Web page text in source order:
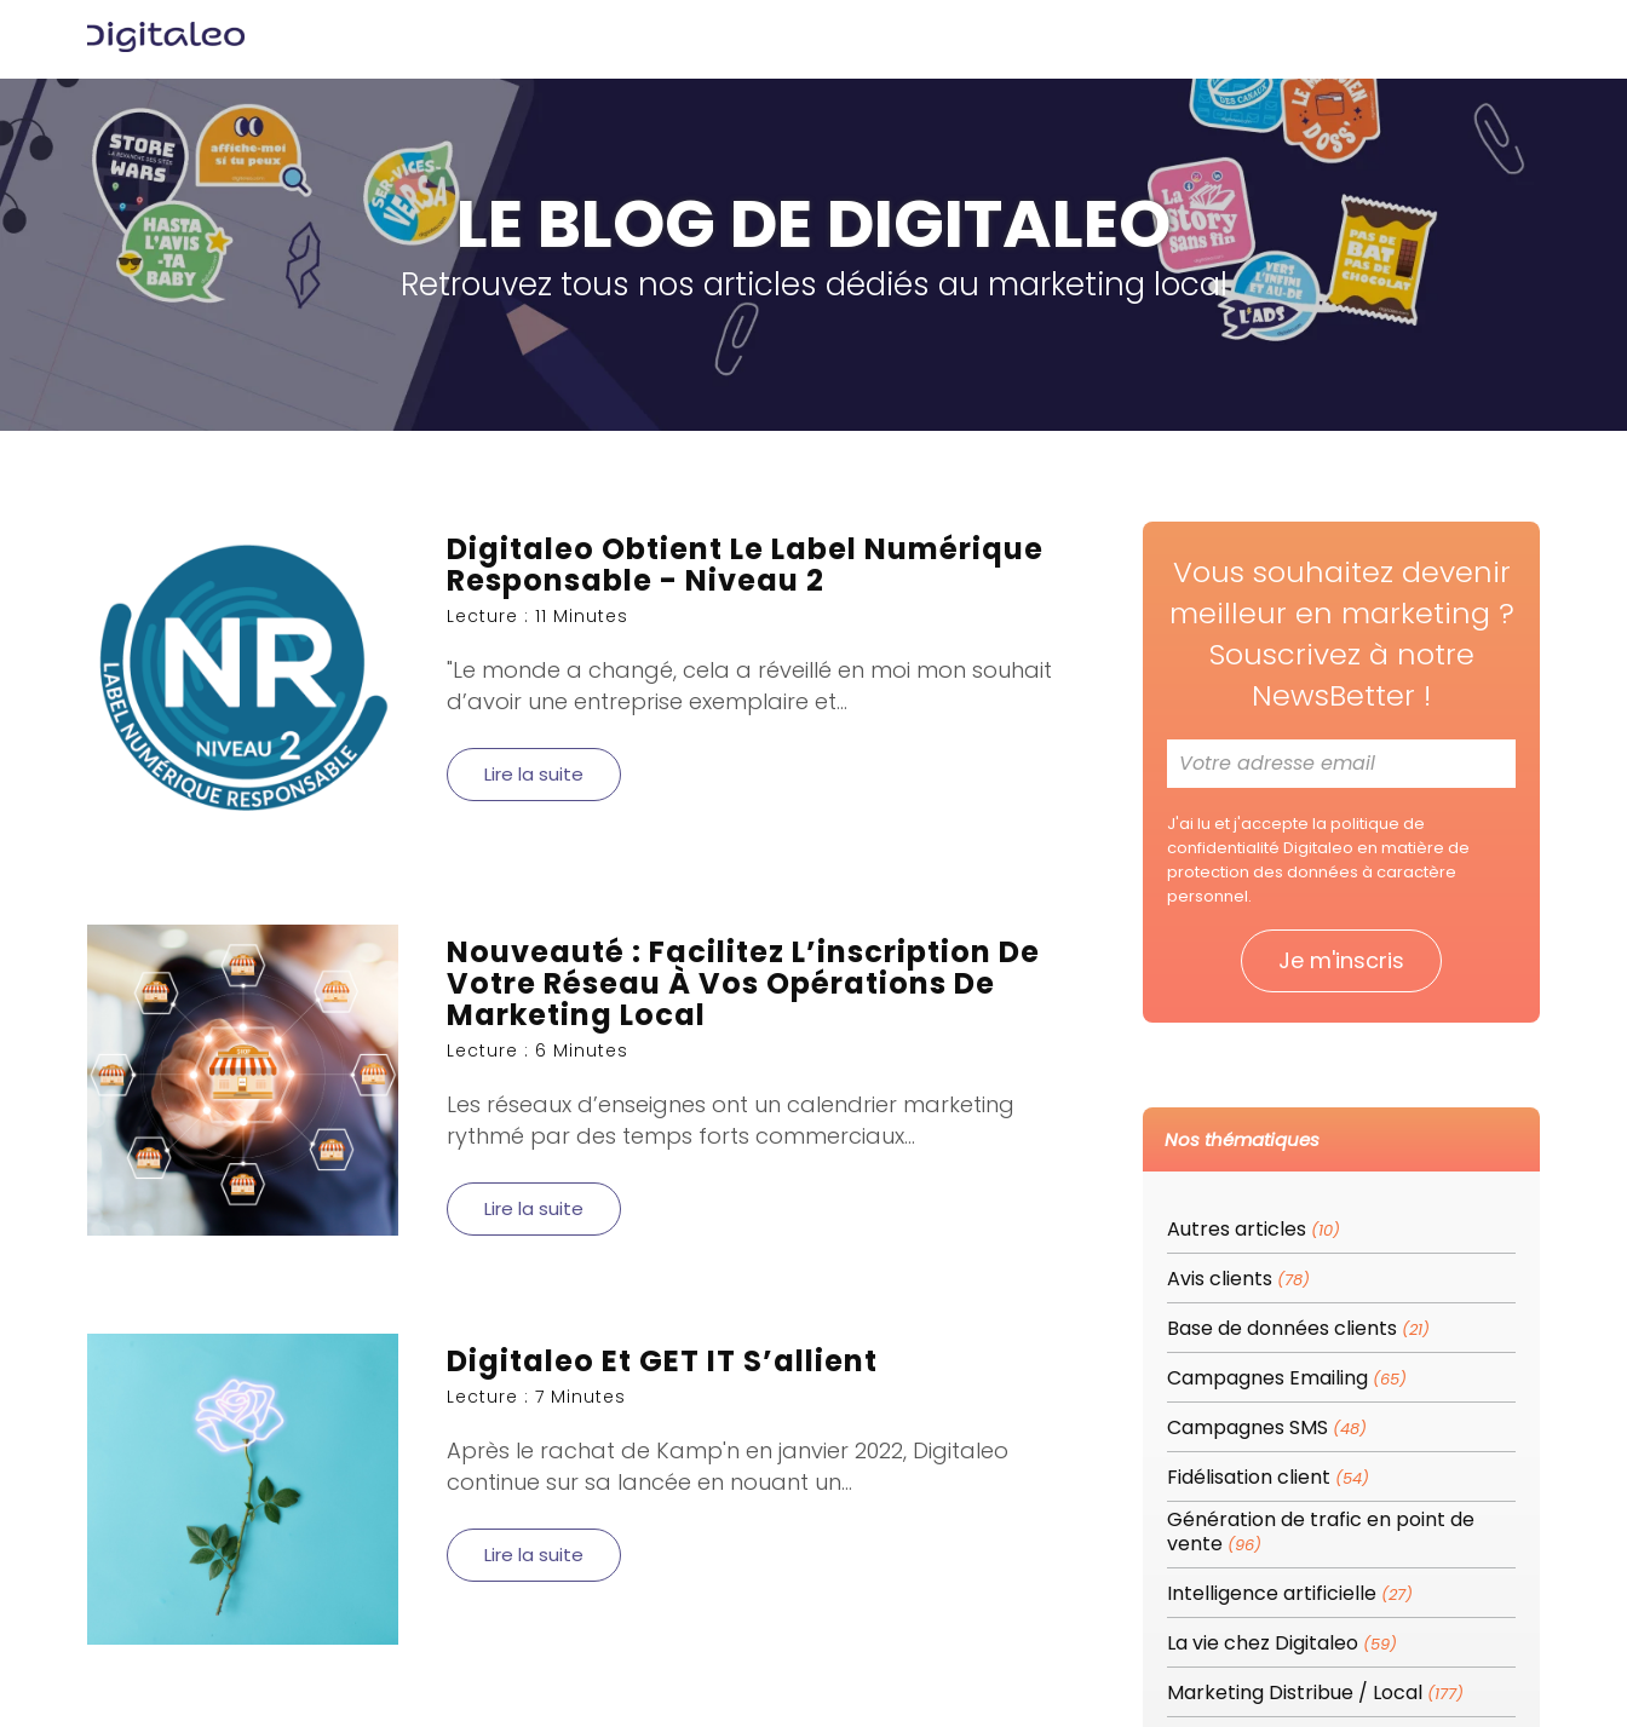
LE BLOG DE DIGITALEO
Retrouvez tous nos articles dédiés au marketing local
Digitaleo Obtient Le Label Numérique
Responsable - Niveau 2
Lecture : 11 Minutes
"Le monde a changé, cela a réveillé en moi mon souhait
d’avoir une entreprise exemplaire et...
Lire la suite
Nouveauté : Facilitez L’inscription De
Votre Réseau À Vos Opérations De
Marketing Local
Lecture : 6 Minutes
Les réseaux d’enseignes ont un calendrier marketing
rythmé par des temps forts commerciaux...
Lire la suite
Digitaleo Et GET IT S’allient
Lecture : 7 Minutes
Après le rachat de Kamp'n en janvier 2022, Digitaleo
continue sur sa lancée en nouant un...
Lire la suite
Vous souhaitez devenir
meilleur en marketing ?
Souscrivez à notre
NewsBetter !
J'ai lu et j'accepte lapolitique de
confidentialité Digitaleo en matière de
protection des données à caractère
personnel.
Nos thématiques
Autres articles (10)
Avis clients (78)
Base de données clients (21)
Campagnes Emailing (65)
Campagnes SMS (48)
Fidélisation client (54)
Génération de trafic en point de
vente (96)
Intelligence artificielle (27)
La vie chez Digitaleo (59)
Marketing Distribue / Local (177)